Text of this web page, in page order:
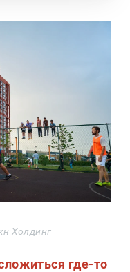
Холдинг
где-то